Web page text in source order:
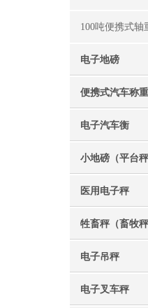
100吨便携式轴
电子地磅
便携式汽车称
电子汽车衡
小地磅（平台秤
医用电子秤
牲畜秤（畜牧秤
电子吊秤
电子叉车秤